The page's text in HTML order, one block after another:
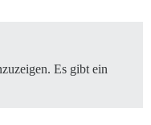
Es gibt ein